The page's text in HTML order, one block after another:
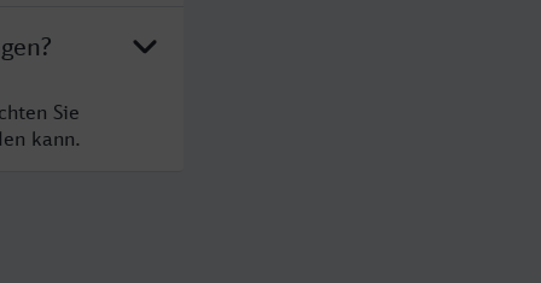
Sie
kann.